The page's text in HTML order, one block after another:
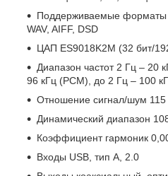
Поддерживаемые форматы
WAV, AIFF, DSD
ЦАП ES9018K2M (32 бит/
Диапазон частот 2 Гц – 20
96 кГц (PCM), до 2 Гц – 100
Отношение сигнал/шум
Динамический диапазон
Коэффициент гармоник
Входы USB, тип А, 2.0